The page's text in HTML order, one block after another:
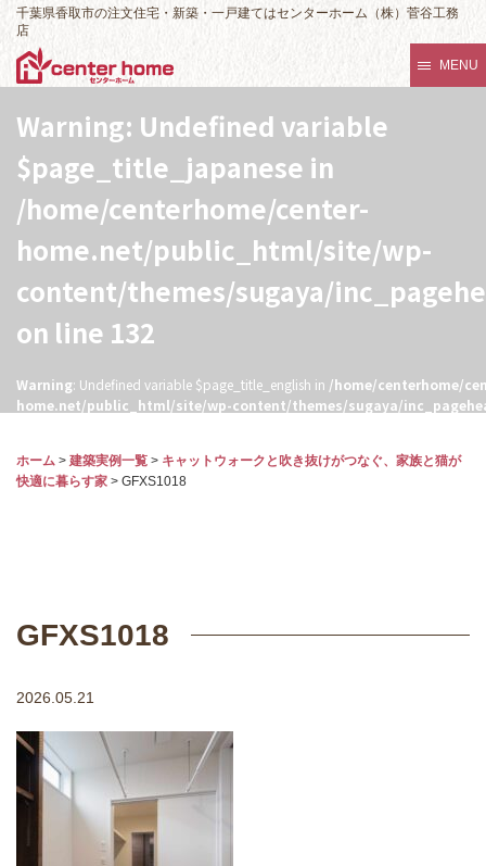
千葉県香取市の注文住宅・新築・一戸建てはセンターホーム（株）菅谷工務
店
MENU
Warning: Undefined variable
$page_title_japanese in
/home/centerhome/center-
home.net/public_html/site/wp-
content/themes/sugaya/
on line 132
Warning: Undefined variable $page_title_english in /home/centerhome/
home.net/public_html/site/wp-content/themes/sugaya/
ホーム > 建築実例一覧 > キャットウォークと吹き抜けがつなぐ、家族と猫が
快適に暮らす家 > GFXS1018
GFXS1018
2026.05.21